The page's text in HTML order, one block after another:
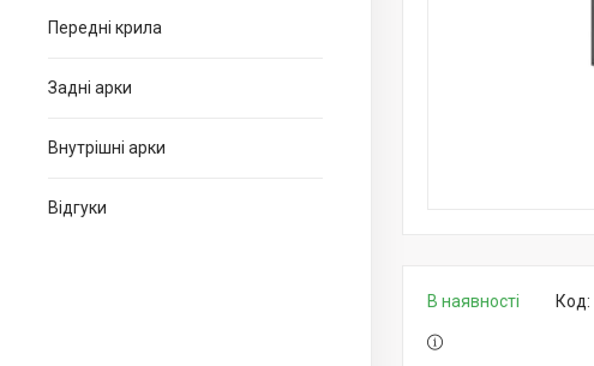
Передні крила
Задні арки
Внутрішні арки
Відгуки
В наявності Код: